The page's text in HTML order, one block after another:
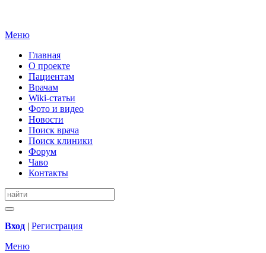
Меню
Главная
О проекте
Пациентам
Врачам
Wiki-статьи
Фото и видео
Новости
Поиск врача
Поиск клиники
Форум
Чаво
Контакты
Вход | Регистрация
Меню